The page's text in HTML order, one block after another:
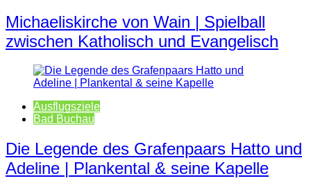
Michaeliskirche von Wain | Spielball
zwischen Katholisch und Evangelisch
Ausflugsziele
Bad Buchau
Die Legende des Grafenpaars Hatto und
Adeline | Plankental & seine Kapelle